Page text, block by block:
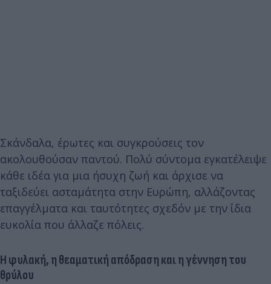
Σκάνδαλα, έρωτες και συγκρούσεις τον
ακολουθούσαν παντού. Πολύ σύντομα εγκατέλειψε
κάθε ιδέα για μια ήσυχη ζωή και άρχισε να
ταξιδεύει ασταμάτητα στην Ευρώπη, αλλάζοντας
επαγγέλματα και ταυτότητες σχεδόν με την ίδια
ευκολία που άλλαζε πόλεις.
Η φυλακή, η θεαματική απόδραση και η γέννηση του
θρύλου